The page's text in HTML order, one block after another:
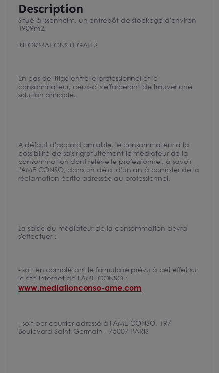
Description
Situé à Issenheim, un entrepôt de stockage d'environ
1909m2.
INFORMATIONS LEGALES
En cas de litige entre le professionnel et le
consommateur, ceux-ci s'efforceront de trouver une
solution amiable.
A défaut d'accord amiable, le consommateur a la
possibilité de saisir gratuitement le médiateur de la
consommation dont relève le professionnel, à savoir
l'AME CONSO, dans un délai d'un an à compter de la
réclamation écrite adressée au professionnel.
La saisie du médiateur de la consommation devra
s'effectuer :
- soit en complétant le formulaire prévu à cet effet sur
le site internet de l'AME CONSO :
www.mediationconso-ame.com
- soit par courrier adressé à l'AME CONSO, 197
Boulevard Saint-Germain - 75007 PARIS